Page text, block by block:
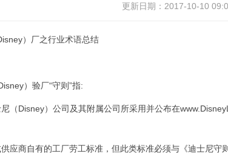
更新日期：2017-10-10
） 厂之行业术语总结
） 验厂“守则”指:
（Disney） 公司及其附属公司所采用并公布在
应商自有的工厂劳工标准，但此类标准必须与《迪士尼守